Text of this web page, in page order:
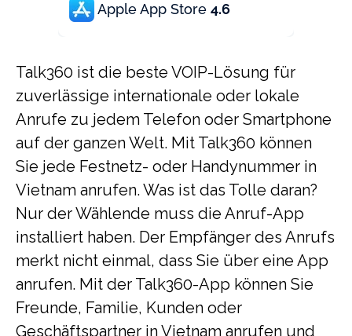
Apple App Store 4.6
Talk360 ist die beste VOIP-Lösung für
zuverlässige internationale oder lokale
Anrufe zu jedem Telefon oder Smartphone
auf der ganzen Welt. Mit Talk360 können
Sie jede Festnetz- oder Handynummer in
Vietnam anrufen. Was ist das Tolle daran?
Nur der Wählende muss die Anruf-App
installiert haben. Der Empfänger des Anrufs
merkt nicht einmal, dass Sie über eine App
anrufen. Mit der Talk360-App können Sie
Freunde, Familie, Kunden oder
Geschäftspartner in Vietnam anrufen und